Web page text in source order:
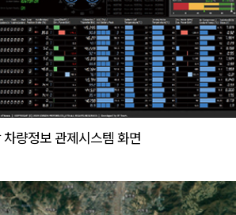
차량정보 관제시스템 화면